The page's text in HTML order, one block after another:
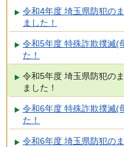
令和4年度 埼玉県防犯の
ました！
令和5年度 特殊詐欺撲滅(
た！
令和5年度 埼玉県防犯の
ました！
令和6年度 特殊詐欺撲滅(
た！
令和6年度 埼玉県防犯の